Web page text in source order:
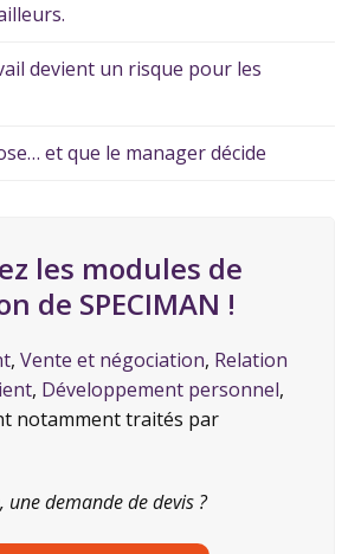
devient un risque pour les
et que le manager décide
les modules de
de SPECIMAN !
,Vente et négociation, Relation
, Développement personnel,
notamment traités par
une demande de devis ?